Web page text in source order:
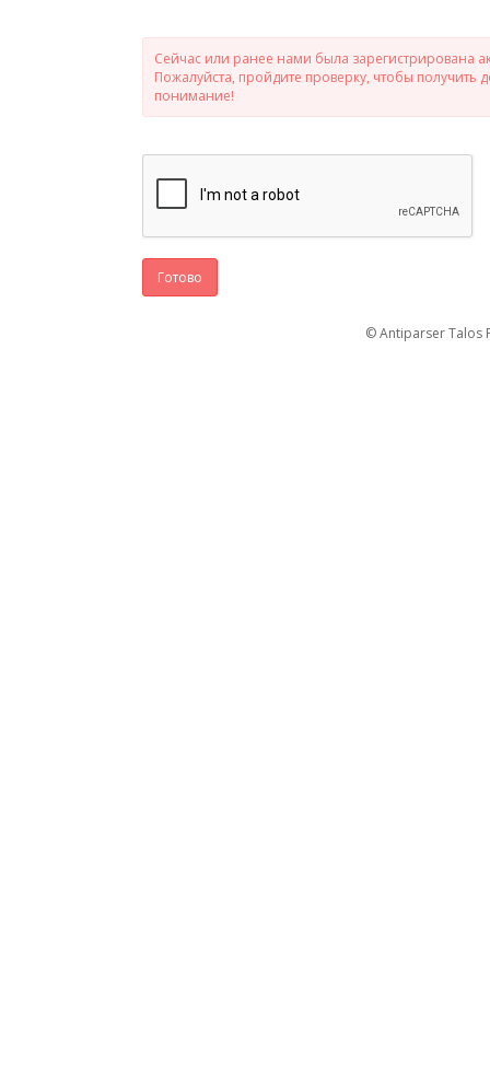
Сейчас или ранее нами была зарегистрирована
Пожалуйста, пройдите проверку, чтобы
понимание!
Готово
© Antiparser Talos